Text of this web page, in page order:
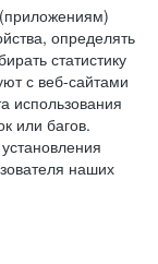
определять
статистику
с веб-сайтами
использования
или багов.
наших